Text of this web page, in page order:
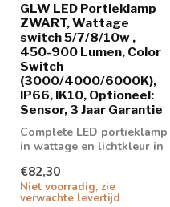
GLW LED Portieklamp
ZWART, Wattage
switch 5/7/8/10w ,
450-900 Lumen, Color
Switch
(3000/4000/6000K),
IP66, IK10, Optioneel:
Sensor, 3 Jaar Garantie
Complete LED portieklamp
in wattage en lichtkleur in
€82,30
Niet voorradig, zie
verwachte levertijd